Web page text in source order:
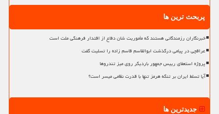
پربحث ترین ها
خبرنگاران رزمندگانی هستند که مأموریت شان دفاع از اقتدار فرهنگی ملت است
عراقچی در پیامی درگذشت ابوالقاسم قاسم زاده را تسلیت گفت
پروژه استعفای رییس جمهور باردیگر روی میز تندروها
آیا تسلط ایران بر تنگه هرمز تنها با قدرت نظامی میسر است؟
جدیدترین ها